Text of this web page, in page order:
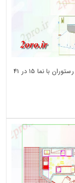
دانلود نقشه هتل - رستوران - اقامتگاه طرحی از یک رستوران با نما 15 در 41